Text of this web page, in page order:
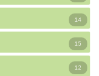
14
15
12